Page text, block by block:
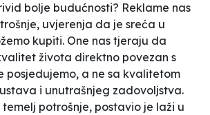
bolje budućnosti? Reklame nas
uvjerenja da je sreća u
kupiti. One nas tjeraju da
života direktno povezan s
posjedujemo, a ne sa kvalitetom
i unutrašnjeg zadovoljstva.
potrošnje, postavio je laži u